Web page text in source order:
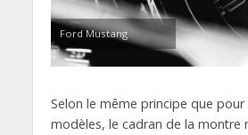
Ford Mustang
Selon le même principe que
modèles, le cadran de la montre